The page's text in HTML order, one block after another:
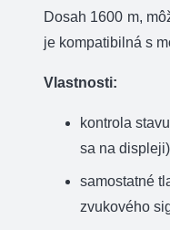
Dosah 1600 m,
je kompatibilná s
Vlastnosti:
kontrola
sa na displeji)
samostatné
zvukového